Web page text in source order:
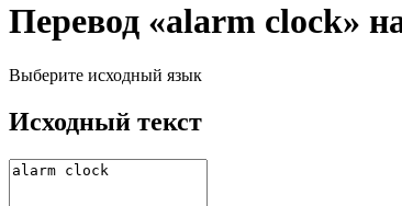
Перевод «alarm clock»
Выберите исходный язык
Исходный текст